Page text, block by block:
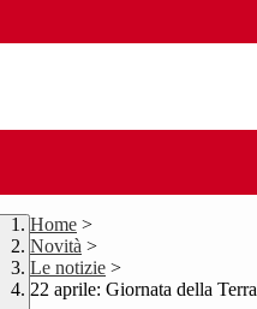
Home >
Novità >
Le notizie >
22 aprile: Giornata della Terra